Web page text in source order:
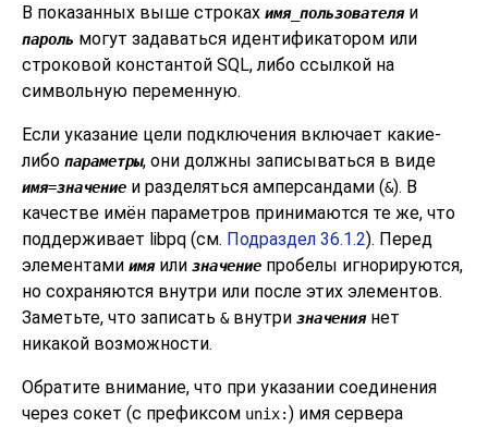
В показанных выше строках имя_пользователяи
пароль могут задаваться идентификатором или
строковой константой SQL, либо ссылкой на
символьную переменную.
Если указание цели подключения включает какие-
либо параметры, они должны записываться в виде
имя=значение и разделяться амперсандами (&). В
качестве имён параметров принимаются те же, что
поддерживает libpq (см. Подраздел 36.1.2). Перед
элементами имяили значение пробелы игнорируются,
но сохраняются внутри или после этих элементов.
Заметьте, что записать &внутри значениянет
никакой возможности.
Обратите внимание, что при указании соединения
через сокет (с префиксом unix:) имя сервера